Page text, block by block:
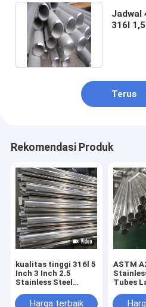
Jadwal
316l
Terus
Rekomendasi Produk
kualitas tinggi 316l 5
Inch 3 Inch 2.5
Stainless Steel
SquareHarga terbaik
ASTM
Tubes